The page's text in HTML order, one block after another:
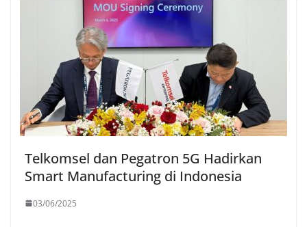
Telkomsel dan Pegatron 5G Hadirkan
Smart Manufacturing di Indonesia
03/06/2025